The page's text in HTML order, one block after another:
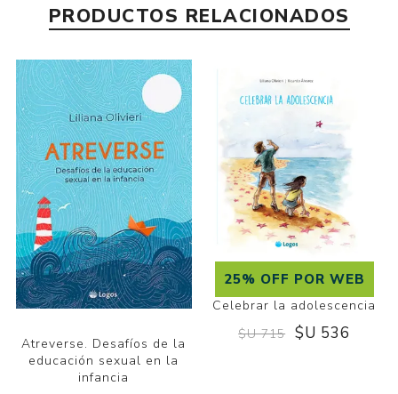
PRODUCTOS RELACIONADOS
Atreverse. Desafíos de la
educación sexual en la
infancia
25% OFF POR WEB
Celebrar la adolescencia
$U 715 $U 536